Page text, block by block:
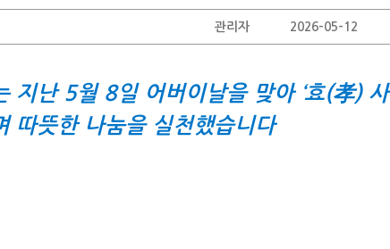
관리자 2026-05-12
지난 5월 8일 어버이날을 맞아 ‘효(孝) 사
따뜻한 나눔을 실천했습니다